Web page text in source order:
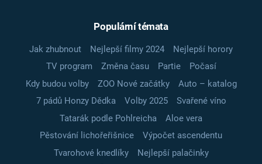
Populární témata
Jak zhubnout Nejlepší filmy 2024
Nejlepší horory
TV program
Změna času Partie
Počasí
Kdy budou volby
ZOO Nové začátky
Auto – katalog
7 pádů Honzy Dědka
Volby 2025
Svařené víno
Tatarák podle Pohlreicha
Aloe vera
Pěstování lichořeřišnice
Výpočet ascendentu
Tvarohové knedlíky
Nejlepší palačinky